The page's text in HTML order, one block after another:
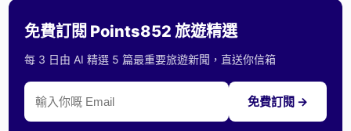
免費訂閱 Points852 旅遊精選
每 3 日由 AI 精選 5 篇最重要旅遊新聞，直送你信箱
免費訂閱 →